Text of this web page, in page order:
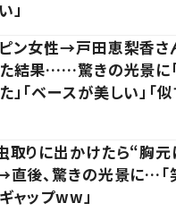
」
ン女性→戸田恵梨香さ
結果……驚きの光景に
」「ベースが美しい」「似
取りに出かけたら“胸
後、驚きの光景に…「
ギャップww」